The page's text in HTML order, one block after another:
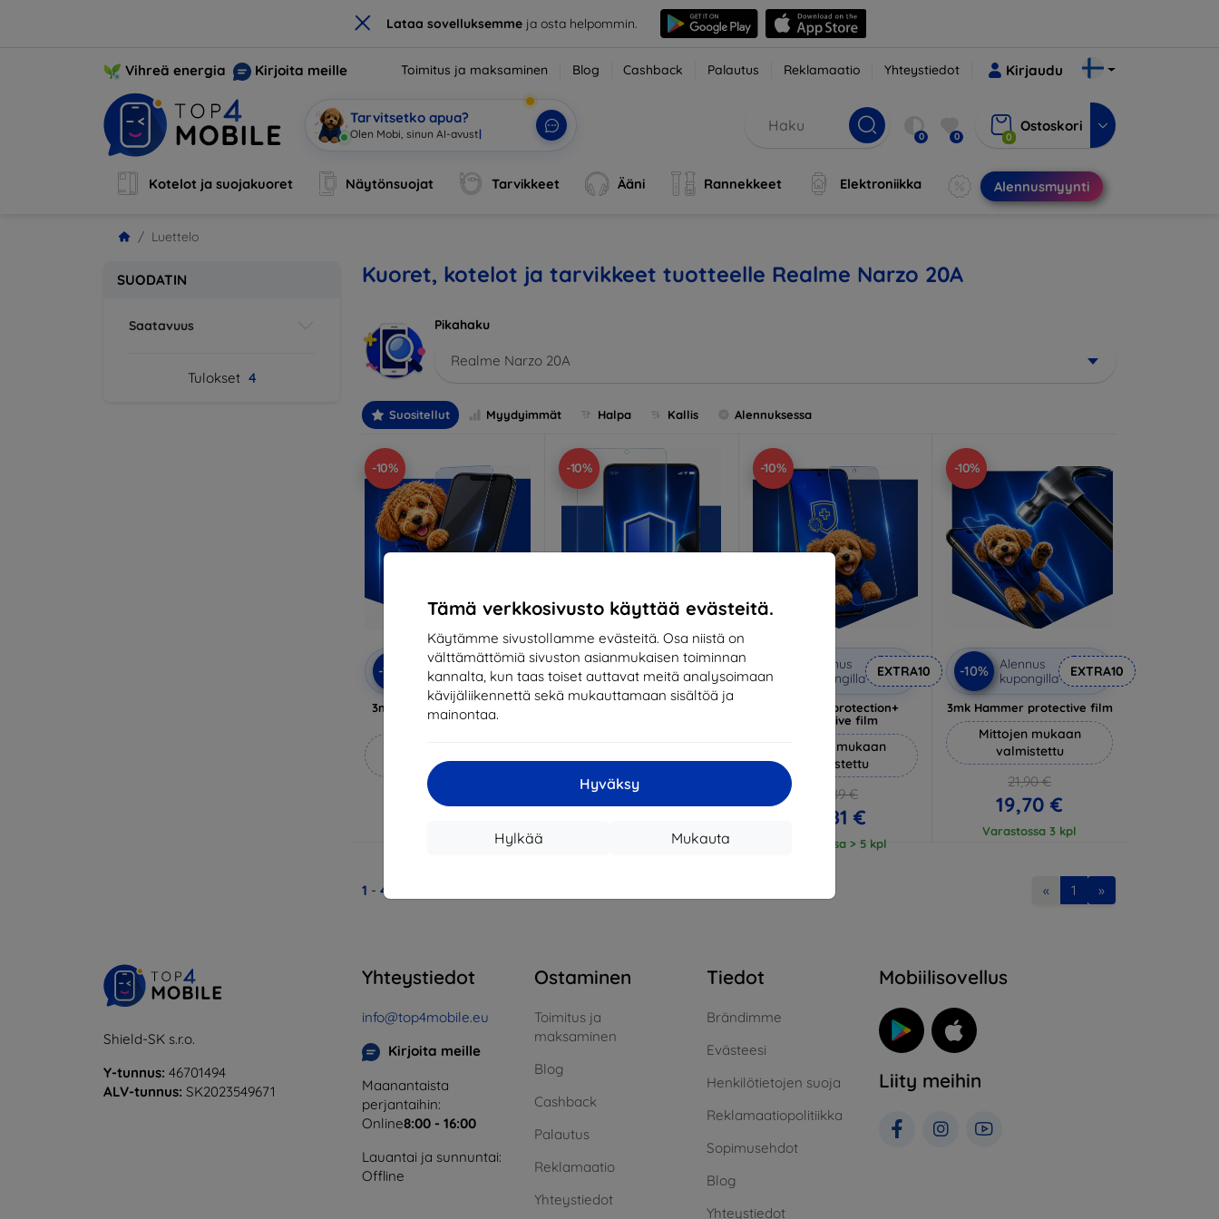
× Lataa sovelluksemmeja osta helpommin.
Tämä verkkosivusto käyttää evästeitä.
Käytämme sivustollamme evästeitä. Osa niistä on
välttämättömiä sivuston asianmukaisen toiminnan
kannalta, kun taas toiset auttavat meitä analysoimaan
kävijäliikennettä sekä mukauttamaan sisältöä ja
mainontaa.
Hyväksy
Mukauta
Hylkää
Vihreä energia Kirjoita meille Toimitus ja maksaminen Blog Cashback Palautus Reklamaatio Yhteystiedot Kirjaudu
Tarvitsetko apua?
Olen Mobi, sinun AI-avustajasi 0 0 0
Ostoskori
Kotelot ja suojakuoret Näytönsuojat Tarvikkeet Ääni Rannekkeet Elektroniikka Alennusmyynti
Luettelo
SUODATIN
Saatavuus
Tulokset 4
Kuoret, kotelot ja tarvikkeet tuotteelle Realme Narzo 20A
Pikahaku
Realme Narzo 20A
Suositellut Myydyimmät Halpa Kallis Alennuksessa
-10%
-10%
Alennus
kupongilla
EXTRA10
3mk Anti-Shock protective
glass
valmistettu
18,90 €
Varastossa > 5 kpl
-10%
-10%
Alennus
kupongilla
EXTRA10
valmistettu
14,90 €
Varastossa > 5 kpl
-10%
-10%
Alennus
kupongilla
EXTRA10
3mk Silverprotection+
protective film
Mittojen mukaan
valmistettu
20,89 €
18,81 €
Varastossa > 5 kpl
-10%
-10%
Alennus
kupongilla
EXTRA10
3mk Hammer protective film
Mittojen mukaan
valmistettu
21,90 €
19,70 €
Varastossa 3 kpl
1 - 4 « 1 »
Shield-SK s.r.o.
Y-tunnus: 46701494
ALV-tunnus: SK2023549671
Yhteystiedot
info@top4mobile.eu
Kirjoita meille
Maanantaista
perjantaihin:
Online8:00 - 16:00
Lauantai ja sunnuntai:
Offline
Ostaminen
Toimitus ja
maksaminen
Blog
Cashback
Palautus
Reklamaatio
Yhteystiedot
Tiedot
Brändimme
Evästeesi
Henkilötietojen suoja
Reklamaatiopolitiikka
Sopimusehdot
Blog
Yhteystiedot
Mobiilisovellus
Liity meihin